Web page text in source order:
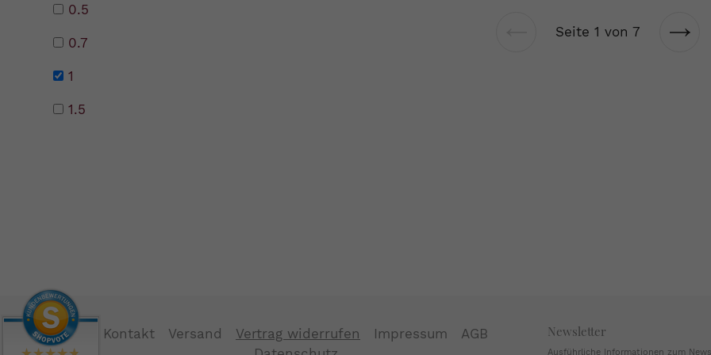
0.5
0.7
1
1.5
Vorherige
Seite 1 von 7
Kontakt Versand Vertrag widerrufen Impressum
AGB
Newsletter
Ausführliche Informationen zum